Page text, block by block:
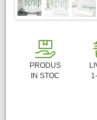
PRODUS
IN STOC